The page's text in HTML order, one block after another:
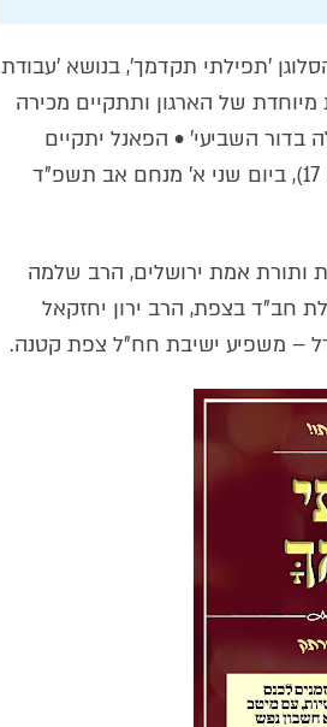
'תפילתי תקדמך', בנושא 'עבודת
של הארגון ותתקיים מכירה
בדור השביעי' • הפאנל יתקיים
בהיכל ישיבת 'חסידי חב"ד ליובאוויטש' צפת גדולה (רחוב ירושלים 17), ביום שני א' מנחם אב תשפ"ד
ותורת אמת ירושלים, הרב שלמה
חב"ד בצפת, הרב ירון יחזקאל
– משפיע ישיבת חח"ל צפת קטנה.